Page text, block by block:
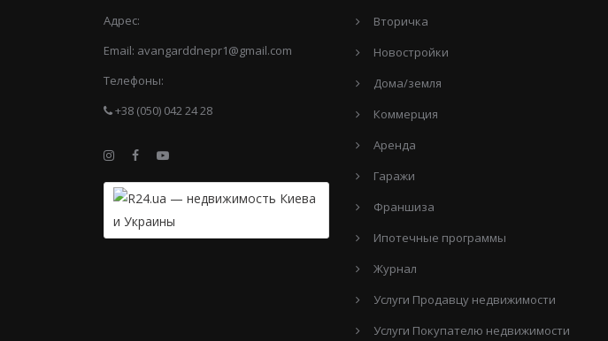
Адрес:
Email: avangarddnepr1@gmail.com
Телефоны:
+38 (050) 042 24 28
Вторичка
Новостройки
Дома/земля
Коммерция
Аренда
Гаражи
Франшиза
Ипотечные программы
Журнал
Услуги Продавцу недвижимости
Услуги Покупателю недвижимости